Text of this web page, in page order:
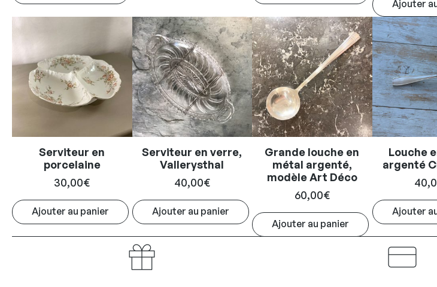
60,00€.48,00€.
Ajouter
Serviteur en
porcelaine
30,00€
Ajouter au panier
Serviteur en verre,
Vallerysthal
40,00€
Ajouter au panier
Grande louche en
métal argenté,
modèle Art Déco
60,00€
Ajouter au panier
Louche
argenté
Ajouter